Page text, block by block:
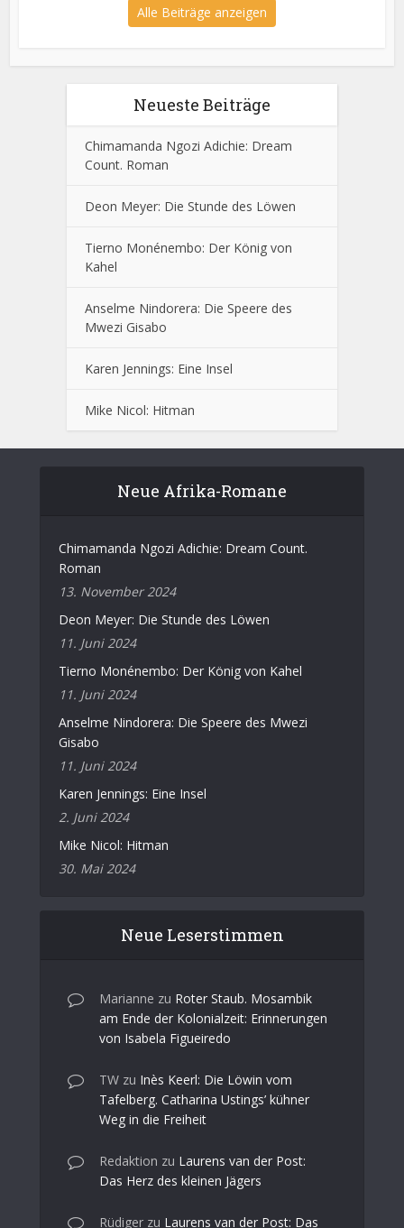
Alle Beiträge anzeigen
Neueste Beiträge
Chimamanda Ngozi Adichie: Dream
Count. Roman
Deon Meyer: Die Stunde des Löwen
Tierno Monénembo: Der König von
Kahel
Anselme Nindorera: Die Speere des
Mwezi Gisabo
Karen Jennings: Eine Insel
Mike Nicol: Hitman
Neue Afrika-Romane
Chimamanda Ngozi Adichie: Dream Count.
Roman
13. November 2024
Deon Meyer: Die Stunde des Löwen
11. Juni 2024
Tierno Monénembo: Der König von Kahel
11. Juni 2024
Anselme Nindorera: Die Speere des Mwezi
Gisabo
11. Juni 2024
Karen Jennings: Eine Insel
2. Juni 2024
Mike Nicol: Hitman
30. Mai 2024
Neue Leserstimmen
Marianne zu Roter Staub. Mosambik
am Ende der Kolonialzeit: Erinnerungen
von Isabela Figueiredo
TW zu Inès Keerl: Die Löwin vom
Tafelberg. Catharina Ustings’ kühner
Weg in die Freiheit
Redaktion zu Laurens van der Post:
Das Herz des kleinen Jägers
Rüdiger zu Laurens van der Post: Das